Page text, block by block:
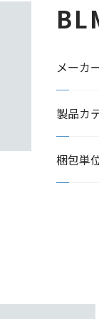
メーカ
製品カ
梱包単